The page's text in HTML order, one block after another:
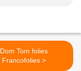
Dom Tom folies
Francofolies >